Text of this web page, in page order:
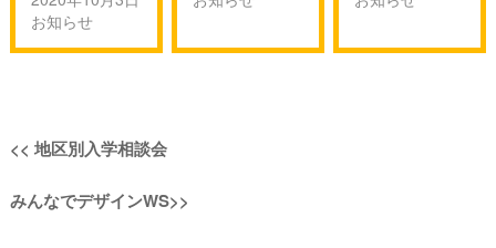
お知らせ
投
稿
<< 過
の
地区別入学相談会
次
みんなでデザインWS>>